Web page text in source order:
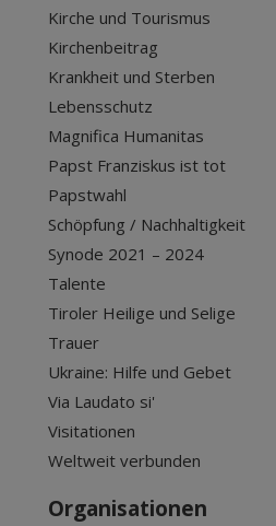
Kirche und Tourismus
Kirchenbeitrag
Krankheit und Sterben
Lebensschutz
Magnifica Humanitas
Papst Franziskus ist tot
Papstwahl
Schöpfung / Nachhaltigkeit
Synode 2021 – 2024
Talente
Tiroler Heilige und Selige
Trauer
Ukraine: Hilfe und Gebet
Via Laudato si'
Visitationen
Weltweit verbunden
Organisationen